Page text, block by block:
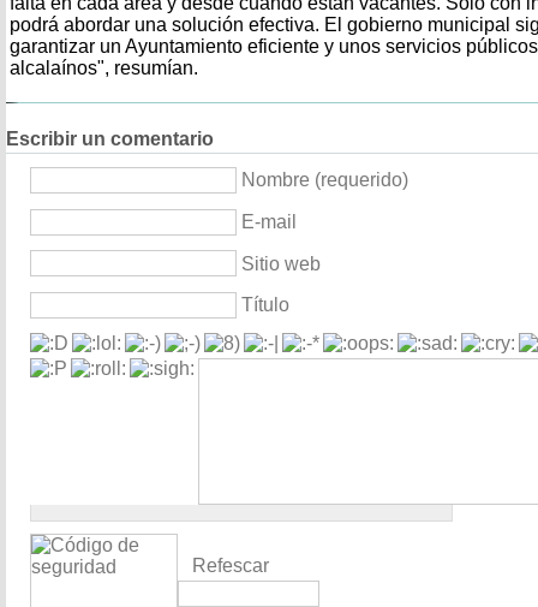
podrá abordar una solución efectiva. El gobierno municipal
garantizar un Ayuntamiento eficiente y unos servicios
alcalaínos", resumían.
Escribir un comentario
Nombre (requerido)
E-mail
Sitio web
Título
Refescar